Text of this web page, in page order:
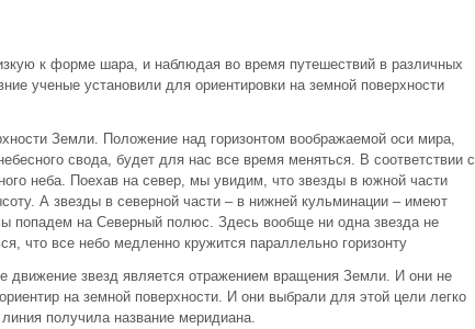
к форме шара, и наблюдая во время путешествий в различных
ученые установили для ориентировки на земной поверхности
Земли. Положение над горизонтом воображаемой оси мира,
свода, будет для нас все время меняться. В соответствии с
неба. Поехав на север, мы увидим, что звезды в южной части
А звезды в северной части – в нижней кульминации – имеют
попадем на Северный полюс. Здесь вообще ни одна звезда не
что все небо медленно кружится параллельно горизонту
движение звезд является отражением вращения Земли. И они не
на земной поверхности. И они выбрали для этой цели легко
получила название меридиана.